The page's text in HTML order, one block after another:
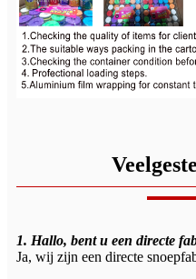
1. Hallo, bent u een directe
Ja, wij zijn een directe